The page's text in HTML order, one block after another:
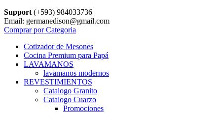
Support (+593) 984033736
Email: germanedison@gmail.com
Comprar por Categoria
Cotizador de Mesones
Cocina Premium para Papá
LAVAMANOS
lavamanos modernos
REVESTIMIENTOS
Catalogo Granito
Catalogo Cuarzo
Promociones